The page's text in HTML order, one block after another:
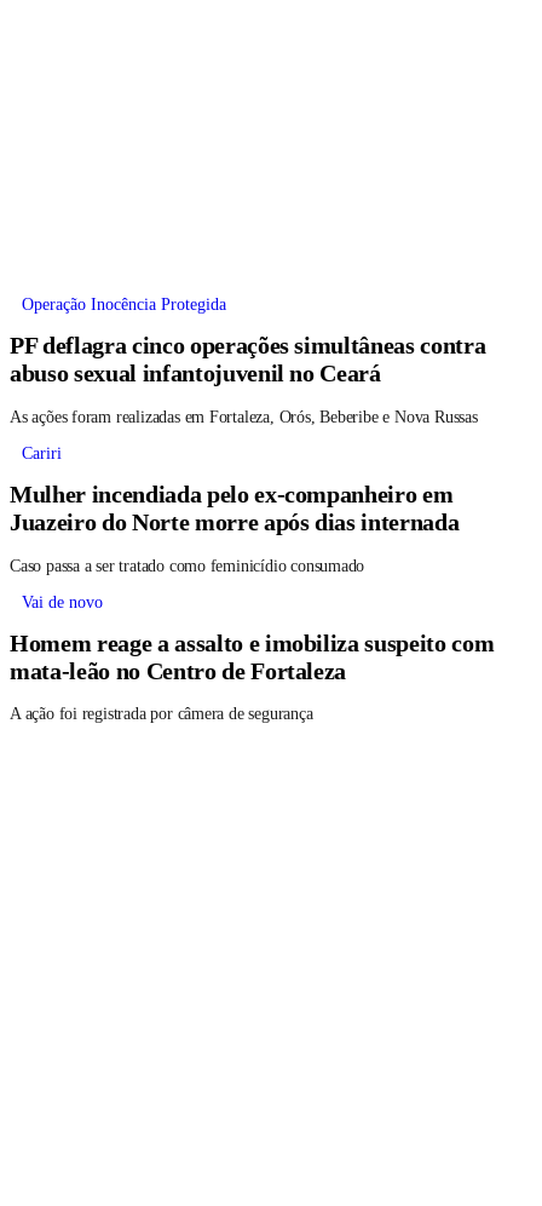
Operação Inocência Protegida
PF deflagra cinco operações simultâneas contra
abuso sexual infantojuvenil no Ceará
As ações foram realizadas em Fortaleza, Orós, Beberibe e Nova Russas
Cariri
Mulher incendiada pelo ex-companheiro em
Juazeiro do Norte morre após dias internada
Caso passa a ser tratado como feminicídio consumado
Vai de novo
Homem reage a assalto e imobiliza suspeito com
mata-leão no Centro de Fortaleza
A ação foi registrada por câmera de segurança